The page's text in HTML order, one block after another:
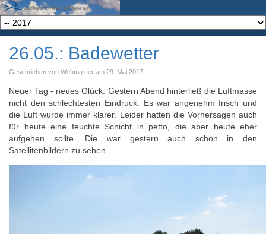
26.05.: Badewetter
Geschrieben von Webmaster am 29. Mai 2017
Neuer Tag - neues Glück. Gestern Abend hinterließ die Luftmasse
nicht den schlechtesten Eindruck. Es war angenehm frisch und
die Luft wurde immer klarer. Leider hatten die Vorhersagen auch
für heute eine feuchte Schicht in petto, die aber heute eher
aufgehen sollte. Die war gestern auch schon in den
Satellitenbildern zu sehen.